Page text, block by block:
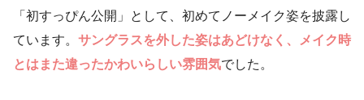
「初すっぴん公開」として、初めてノーメイク姿を披露し
ています。 サングラスを外した姿はあどけなく、メイク時
とはまた違ったかわいらしい雰囲気でした。